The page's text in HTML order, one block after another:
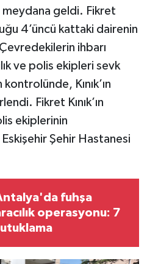
meydana geldi. Fikret
4’üncü kattaki dairenin
ihbarı
ve polis ekipleri sevk
Kınık’ın
Fikret Kınık’ın
ekiplerinin
Şehir Hastanesi
fuhşa
operasyonu: 7